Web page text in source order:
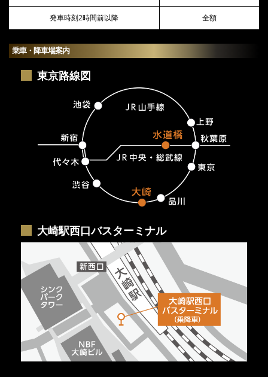
発車時刻2時間前以降 全額
乗車・降車場案内
東京路線図
大崎駅西口バスターミナル